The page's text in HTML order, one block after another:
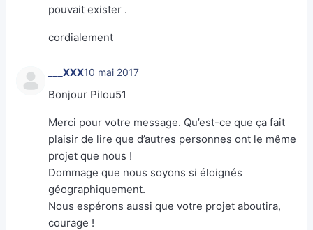
pouvait exister .
cordialement
___XXX10 mai 2017
Bonjour Pilou51
Merci pour votre message. Qu’est-ce que ça fait
plaisir de lire que d’autres personnes ont le même
projet que nous !
Dommage que nous soyons si éloignés
géographiquement.
Nous espérons aussi que votre projet aboutira,
courage !